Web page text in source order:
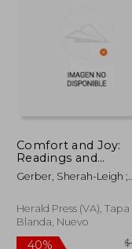
Comfort and Joy:
Readings and
Practices for Advent
(en Inglés)
Gerber, Sherah-Leigh ;
Herald Press (VA), Tapa
Blanda, Nuevo